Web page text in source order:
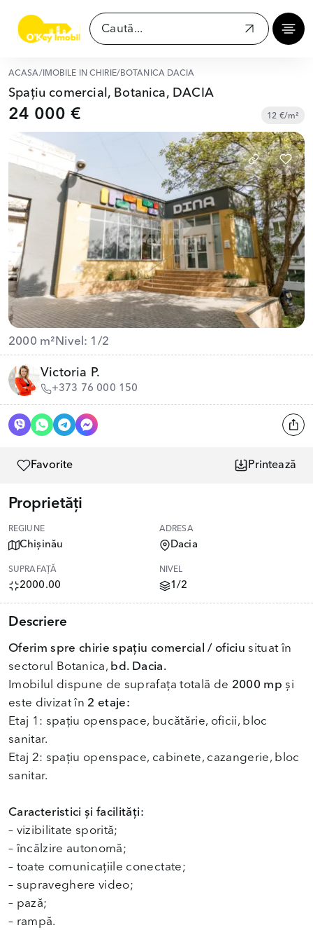
ACASĂ/ IMOBILE ÎN CHIRIE/ BOTANICA DACIA
Spațiu comercial, Botanica, DACIA
24 000 € 12 €/m²
2000 m² Nivel: 1/2
Victoria P.
+373 76 000 150
Favorite Printează
Proprietăți
REGIUNE
Chișinău
ADRESA
Dacia
SUPRAFAȚĂ
2000.00
NIVEL
1/2
Descriere
Oferim spre chirie spațiu comercial / oficiu situat în
sectorul Botanica, bd. Dacia.
Imobilul dispune de suprafața totală de 2000 mp și
este divizat în 2 etaje:
Etaj 1: spațiu openspace, bucătărie, oficii, bloc
sanitar.
Etaj 2: spațiu openspace, cabinete, cazangerie, bloc
sanitar.
Caracteristici și facilități:
– vizibilitate sporită;
– încălzire autonomă;
– toate comunicațiile conectate;
– supraveghere video;
– pază;
– rampă.